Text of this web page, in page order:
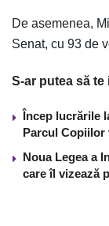
De asemenea,
Senat, cu 93 de
S-ar putea să te
Încep lucrările
Parcul Copiilor
Noua Legea a
care îl vizează